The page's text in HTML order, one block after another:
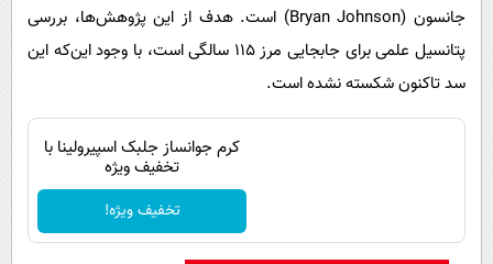
جانسون (Bryan Johnson) است. هدف از این پژوهش‌ها، بررسی
پتانسیل علمی برای جابجایی مرز ۱۱۵ سالگی است، با وجود این‌که این
سد تاکنون شکسته نشده است.
کرم جوانساز جلبک اسپیرولینا با
تخفیف ویژه
تخفیف ویژه!